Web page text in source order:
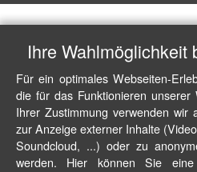
Ihre Wahlmöglichkeit
Für ein optimales Webseiten-
die für das Funktionieren
Ihrer Zustimmung verwenden wir
zur Anzeige externer Inhalte
Soundcloud, ...) oder zu
werden. Hier können Sie